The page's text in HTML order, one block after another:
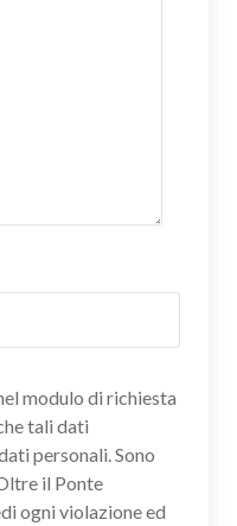
modulo di richiesta
tali dati
personali. Sono
il Ponte
ogni violazione ed